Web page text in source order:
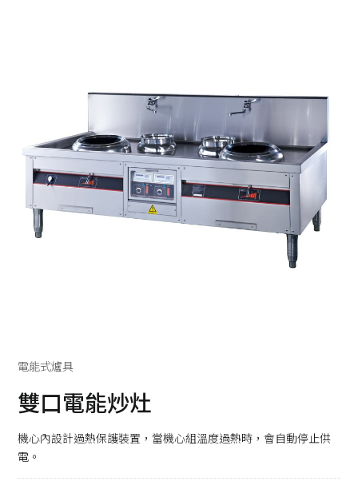
RATIONAL
LAINOX
發酵箱
電熱熱風爐
果汁機/食物調理機
汽泡水機
低溫烹調機
切菜機
半自動咖啡機
磨豆機
電能式爐具
雙口電能炒灶
機心內設計過熱保護裝置，當機心組溫度過熱時，會自動停止供
電。